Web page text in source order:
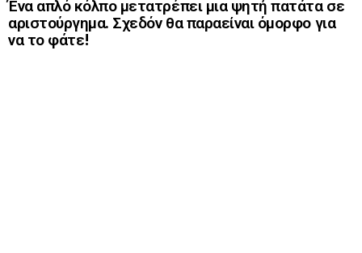
Ένα απλό κόλπο μετατρέπει μια ψητή πατάτα σε
αριστούργημα. Σχεδόν θα παραείναι όμορφο για
να το φάτε!